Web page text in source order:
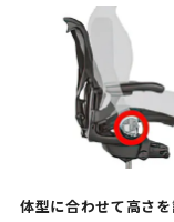
体型に合わせて高さ